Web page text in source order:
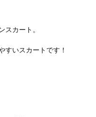
カート。
すいスカートです！